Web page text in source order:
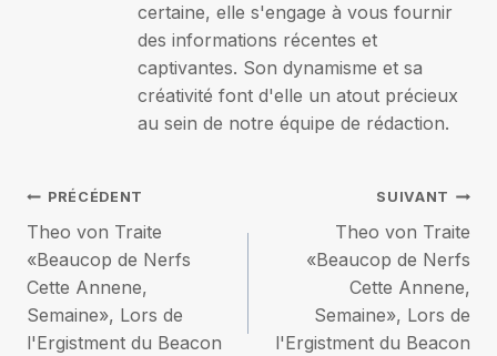
certaine, elle s'engage à vous fournir
des informations récentes et
captivantes. Son dynamisme et sa
créativité font d'elle un atout précieux
au sein de notre équipe de rédaction.
Navigation
de
l’article
PRÉCÉDENT
Theo von Traite
«Beaucop de Nerfs
Cette Annene,
Semaine», Lors de
l'Ergistment du Beacon
SUIVANT
Theo von Traite
«Beaucop de Nerfs
Cette Annene,
Semaine», Lors de
l'Ergistment du Beacon